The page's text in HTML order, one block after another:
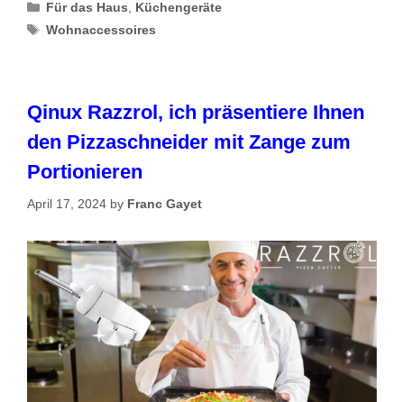
Categories
Für das Haus
Küchengeräte
Tags
Wohnaccessoires
Qinux Razzrol, ich präsentiere Ihnen
den Pizzaschneider mit Zange zum
Portionieren
April 17, 2024 by Franc Gayet